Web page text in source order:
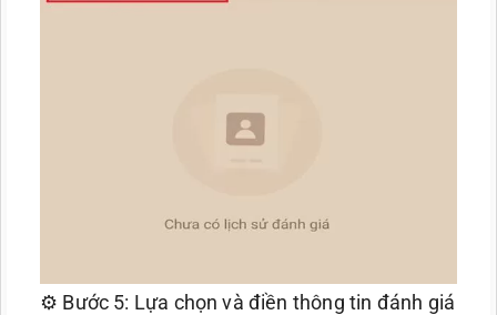
⚙️ Bước 5: Lựa chọn và điền thông tin đánh giá